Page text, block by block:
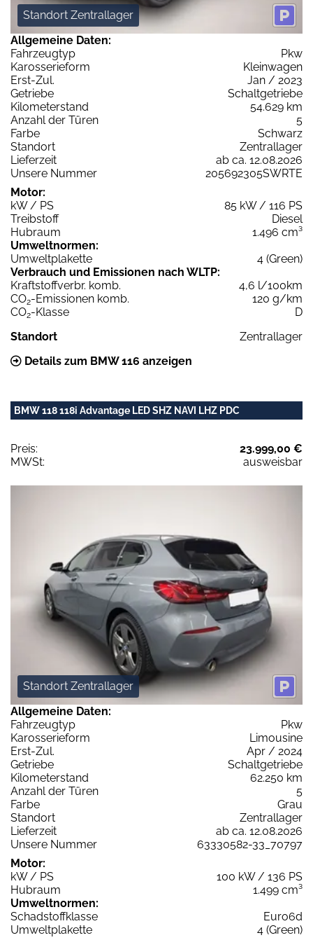
Standort Zentrallager
Allgemeine Daten:
Fahrzeugtyp
Pkw
Karosserieform
Kleinwagen
Erst-Zul.
Jan / 2023
Getriebe
Schaltgetriebe
Kilometerstand
54.629 km
Anzahl der Türen
5
Farbe
Schwarz
Standort
Zentrallager
Lieferzeit
ab ca. 12.08.2026
Unsere Nummer
205692305SWRTE
Motor:
kW / PS
85 kW / 116 PS
Treibstoff
Diesel
Hubraum
1.496 cm³
Umweltnormen:
Umweltplakette
4 (Green)
Verbrauch und Emissionen nach WLTP:
Kraftstoffverbr. komb.
4,6 l/100km
CO2-Emissionen komb.
120 g/km
CO2-Klasse
D
Standort
Zentrallager
Details zum BMW 116 anzeigen
BMW 118 118i Advantage LED SHZ NAVI LHZ PDC
Preis:
23.999,00 €
MWSt:
ausweisbar
Standort Zentrallager
Allgemeine Daten:
Fahrzeugtyp
Pkw
Karosserieform
Limousine
Erst-Zul.
Apr / 2024
Getriebe
Schaltgetriebe
Kilometerstand
62.250 km
Anzahl der Türen
5
Farbe
Grau
Standort
Zentrallager
Lieferzeit
ab ca. 12.08.2026
Unsere Nummer
63330582-33_70797
Motor:
kW / PS
100 kW / 136 PS
Hubraum
1.499 cm³
Umweltnormen:
Schadstoffklasse
Euro6d
Umweltplakette
4 (Green)